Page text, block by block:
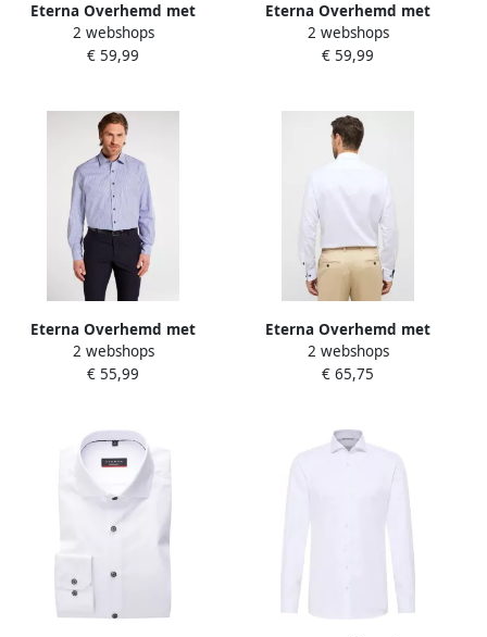
Eterna Overhemd met
lange mouwen Comfort fit
NON IRON (strijkvrij)
2 webshops
€ 59,99
Eterna Overhemd met
lange mouwen Comfort fit
NON IRON (strijkvrij)
2 webshops
€ 59,99
Eterna Overhemd met
lange mouwen Comfort fit
NON IRON (strijkvrij)
2 webshops
€ 55,99
Eterna Overhemd met
lange mouwen MODERN FIT
NON IRON (strijkvrij)
2 webshops
€ 65,75